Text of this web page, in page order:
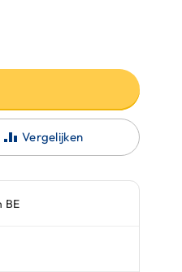
Vergelijken